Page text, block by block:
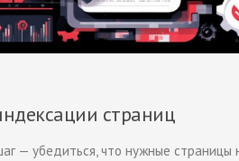
страниц
— убедиться, что нужные